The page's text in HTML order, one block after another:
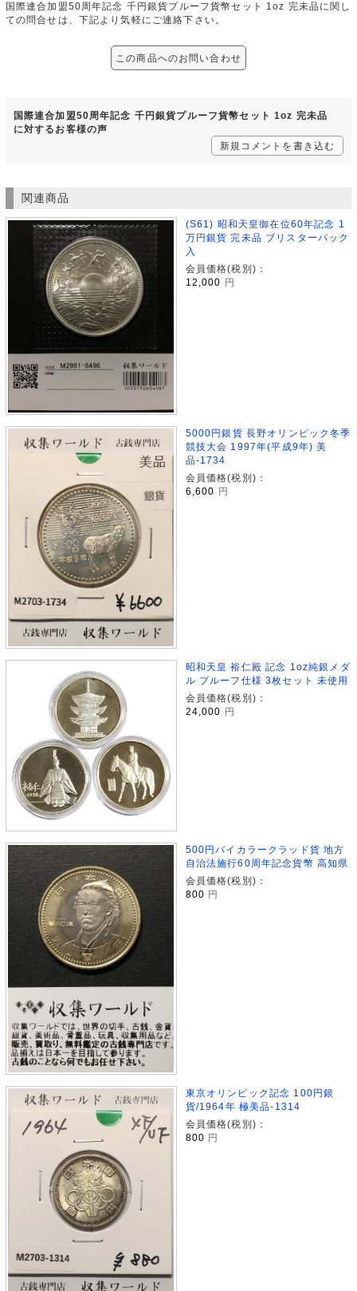
国際連合加盟50周年記念 千円銀貨プルーフ貨幣セット 1oz 完未品に関し
ての問合せは、下記より気軽にご連絡下さい。
この商品へのお問い合わせ
国際連合加盟50周年記念 千円銀貨プルーフ貨幣セット 1oz 完未品
に対するお客様の声
新規コメントを書き込む
関連商品
(S61) 昭和天皇御在位60年記念 1
万円銀貨 完未品 ブリスターパック
入
会員価格(税別)：
12,000
円
5000円銀貨 長野オリンピック冬季
競技大会 1997年(平成9年) 美
品-1734
会員価格(税別)：
6,600 円
昭和天皇 裕仁殿 記念 1oz純銀メダ
ル プルーフ仕様 3枚セット 未使用
会員価格(税別)：
24,000
円
500円バイカラークラッド貨 地方
自治法施行60周年記念貨幣 高知県
会員価格(税別)：
800 円
東京オリンピック記念 100円銀
貨/1964年 極美品-1314
会員価格(税別)：
800 円